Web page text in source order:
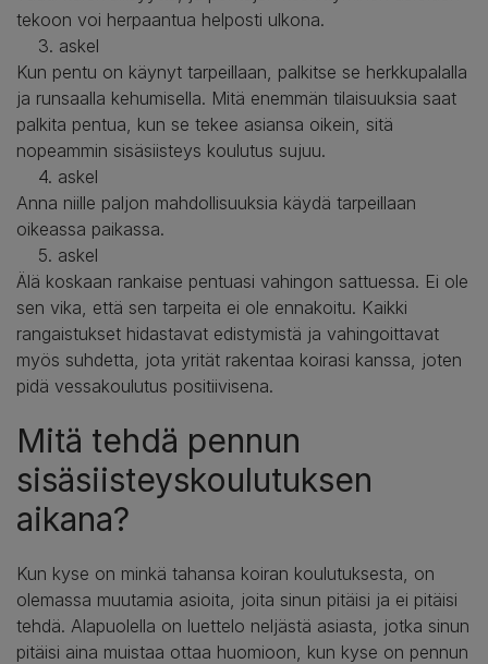
tekoon voi herpaantua helposti ulkona.
3. askel
Kun pentu on käynyt tarpeillaan, palkitse se herkkupalalla
ja runsaalla kehumisella. Mitä enemmän tilaisuuksia saat
palkita pentua, kun se tekee asiansa oikein, sitä
nopeammin sisäsiisteys koulutus sujuu.
4. askel
Anna niille paljon mahdollisuuksia käydä tarpeillaan
oikeassa paikassa.
5. askel
Älä koskaan rankaise pentuasi vahingon sattuessa. Ei ole
sen vika, että sen tarpeita ei ole ennakoitu. Kaikki
rangaistukset hidastavat edistymistä ja vahingoittavat
myös suhdetta, jota yrität rakentaa koirasi kanssa, joten
pidä vessakoulutus positiivisena.
Mitä tehdä pennun
sisäsiisteyskoulutuksen
aikana?
Kun kyse on minkä tahansa koiran koulutuksesta, on
olemassa muutamia asioita, joita sinun pitäisi ja ei pitäisi
tehdä. Alapuolella on luettelo neljästä asiasta, jotka sinun
pitäisi aina muistaa ottaa huomioon, kun kyse on pennun